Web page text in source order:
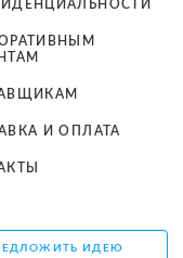
И ОПЛАТА
ИДЕЮ